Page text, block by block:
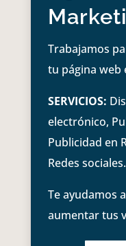
Trabajamos
tu página web
SERVICIOS:
electrónico,
Publicidad en
Redes
Te ayudamos
aumentar tus